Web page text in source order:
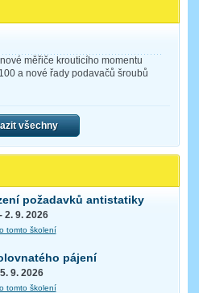
měřiče krouticího momentu
a nové řady podavačů šroubů
všechny
požadavků antistatiky
2. 9. 2026
tomto školení
pájení
9. 2026
tomto školení